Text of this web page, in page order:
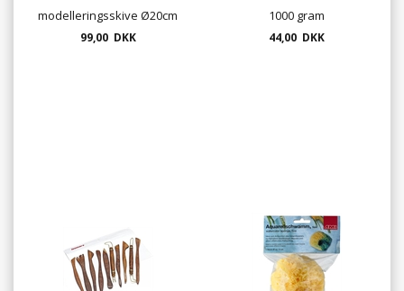
modelleringsskive Ø20cm
- drejeplade i MDF
99,00 DKK
1000 gram
44,00 DKK